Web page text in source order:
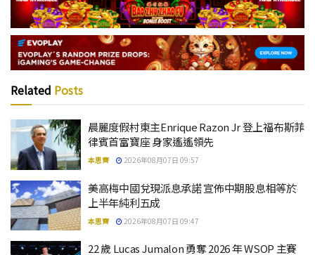
Related Posts
晨麗度假村東主Enrique Razon Jr 登上福布斯菲
律賓首富寶座 身家遙遙領先
本思齊 2026年08月07日 09:57
美高梅中國兌現派息承諾 宣佈中期股息相等於
上半年純利五成
本思齊 2026年08月07日 09:47
22 歲 Lucas Jumalon 勇奪 2026 年 WSOP 主賽